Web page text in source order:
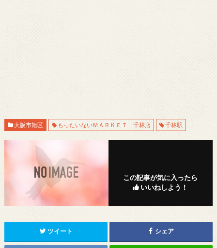
大阪市旭区 もったいないＭＡＲＫＥＴ 千林店 千林駅
この記事が気に入ったら
いいねしよう！
ツイート シェア